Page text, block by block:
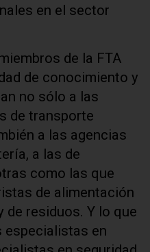
en el sector
de la FTA
de conocimiento y
no sólo a las
de transporte
a las agencias
a las de
como las que
de alimentación
de residuos. Y lo que
especialistas en